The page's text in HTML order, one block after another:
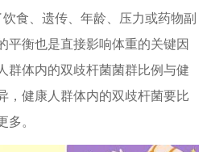
食、遗传、年龄、压力或药物副
平衡也是直接影响体重的关键因
群体内的双歧杆菌菌群比例与健
，健康人群体内的双歧杆菌要比
多。